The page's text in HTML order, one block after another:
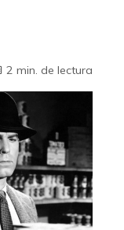
2 min. de lectura